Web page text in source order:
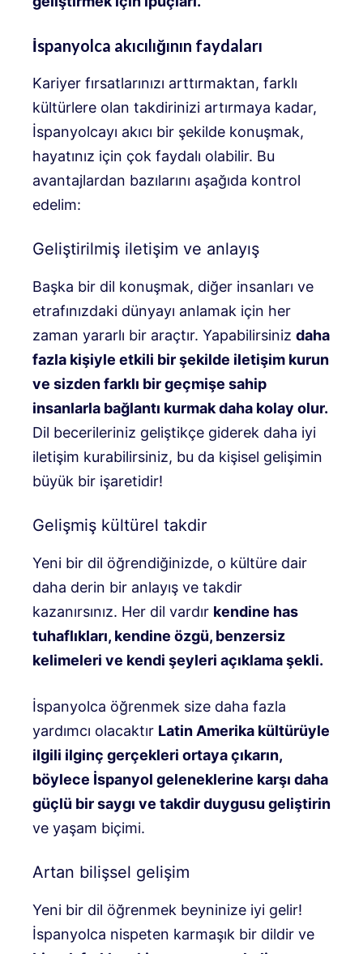
İspanyolca akıcılığının faydaları
Kariyer fırsatlarınızı arttırmaktan, farklı
kültürlere olan takdirinizi artırmaya kadar,
İspanyolcayı akıcı bir şekilde konuşmak,
hayatınız için çok faydalı olabilir. Bu
avantajlardan bazılarını aşağıda kontrol
edelim:
Geliştirilmiş iletişim ve anlayış
Başka bir dil konuşmak, diğer insanları ve
etrafınızdaki dünyayı anlamak için her
zaman yararlı bir araçtır. Yapabilirsiniz daha
fazla kişiyle etkili bir şekilde iletişim kurun
ve sizden farklı bir geçmişe sahip
insanlarla bağlantı kurmak daha kolay olur.
Dil becerileriniz geliştikçe giderek daha iyi
iletişim kurabilirsiniz, bu da kişisel gelişimin
büyük bir işaretidir!
Gelişmiş kültürel takdir
Yeni bir dil öğrendiğinizde, o kültüre dair
daha derin bir anlayış ve takdir
kazanırsınız. Her dil vardır kendine has
tuhaflıkları, kendine özgü, benzersiz
kelimeleri ve kendi şeyleri açıklama şekli.
İspanyolca öğrenmek size daha fazla
yardımcı olacaktır Latin Amerika kültürüyle
ilgili ilginç gerçekleri ortaya çıkarın,
böylece İspanyol geleneklerine karşı daha
güçlü bir saygı ve takdir duygusu geliştirin
ve yaşam biçimi.
Artan bilişsel gelişim
Yeni bir dil öğrenmek beyninize iyi gelir!
İspanyolca nispeten karmaşık bir dildir ve